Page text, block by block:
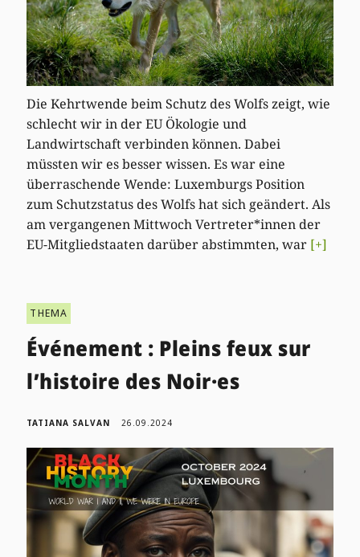
Die Kehrtwende beim Schutz des Wolfs zeigt, wie
schlecht wir in der EU Ökologie und
Landwirtschaft verbinden können. Dabei
müssten wir es besser wissen. Es war eine
überraschende Wende: Luxemburgs Position
zum Schutzstatus des Wolfs hat sich geändert. Als
am vergangenen Mittwoch Vertreter*innen der
EU-Mitgliedstaaten darüber abstimmten, war [+]
THEMA
Événement : Pleins feux sur
l’histoire des Noir·es
TATIANA SALVAN 26.09.2024